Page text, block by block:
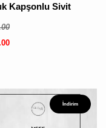
Kapşonlu Sivit
İndirim